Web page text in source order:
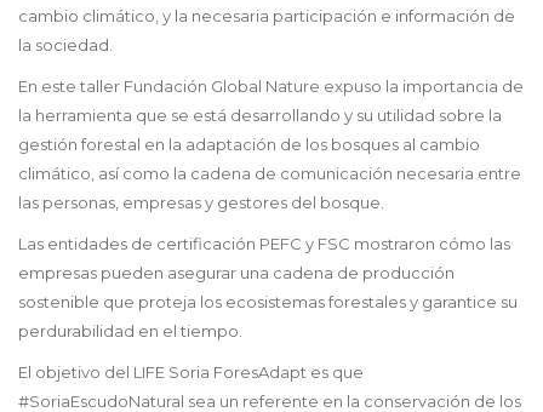
cambio climático, y la necesaria participación e información de
la sociedad.
En este taller Fundación Global Nature expuso la importancia de
la herramienta que se está desarrollando y su utilidad sobre la
gestión forestal en la adaptación de los bosques al cambio
climático, así como la cadena de comunicación necesaria entre
las personas, empresas y gestores del bosque.
Las entidades de certificación PEFC y FSC mostraron cómo las
empresas pueden asegurar una cadena de producción
sostenible que proteja los ecosistemas forestales y garantice su
perdurabilidad en el tiempo.
El objetivo del LIFE Soria ForesAdapt es que
#SoriaEscudoNatural sea un referente en la conservación de los